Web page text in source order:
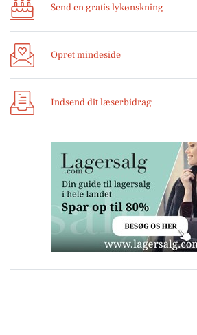
Send en gratis lykønskning
Opret mindeside
Indsend dit læserbidrag